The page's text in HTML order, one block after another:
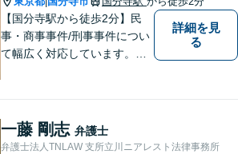
【国分寺駅から徒歩2分】民
事・商事事件/刑事事件につい
て幅広く対応しています。ま
詳細を見
る
一藤 剛志 弁護士
弁護士法人TNLAW 支所立川ニアレスト法律事務所